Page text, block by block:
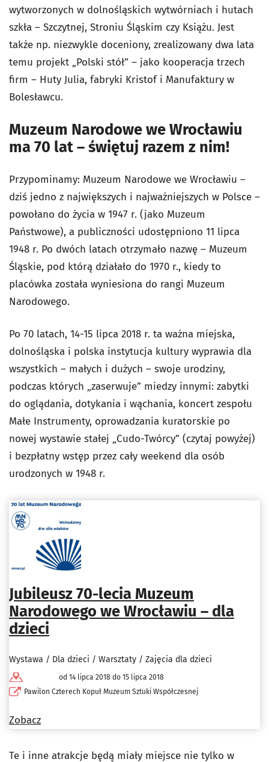
wytworzonych w dolnośląskich wytwórniach i hutach
szkła – Szczytnej, Stroniu Śląskim czy Książu. Jest
także np. niezwykle doceniony, zrealizowany dwa lata
temu projekt „Polski stół” – jako kooperacja trzech
firm – Huty Julia, fabryki Kristof i Manufaktury w
Bolesławcu.
Muzeum Narodowe we Wrocławiu
ma 70 lat – świętuj razem z nim!
Przypominamy: Muzeum Narodowe we Wrocławiu –
dziś jedno z największych i najważniejszych w Polsce –
powołano do życia w 1947 r. (jako Muzeum
Państwowe), a publiczności udostępniono 11 lipca
1948 r. Po dwóch latach otrzymało nazwę – Muzeum
Śląskie, pod którą działało do 1970 r., kiedy to
placówka została wyniesiona do rangi Muzeum
Narodowego.
Po 70 latach, 14-15 lipca 2018 r. ta ważna miejska,
dolnośląska i polska instytucja kultury wyprawia dla
wszystkich – małych i dużych – swoje urodziny,
podczas których „zaserwuje” miedzy innymi: zabytki
do oglądania, dotykania i wąchania, koncert zespołu
Małe Instrumenty, oprowadzania kuratorskie po
nowej wystawie stałej „Cudo-Twórcy” (czytaj powyżej)
i bezpłatny wstęp przez cały weekend dla osób
urodzonych w 1948 r.
Jubileusz 70-lecia Muzeum
Narodowego we Wrocławiu – dla
dzieci
Wystawa / Dla dzieci / Warsztaty / Zajęcia dla dzieci
od 14 lipca 2018 do 15 lipca 2018
Pawilon Czterech Kopuł Muzeum Sztuki Współczesnej
Zobacz
Te i inne atrakcje będą miały miejsce nie tylko w